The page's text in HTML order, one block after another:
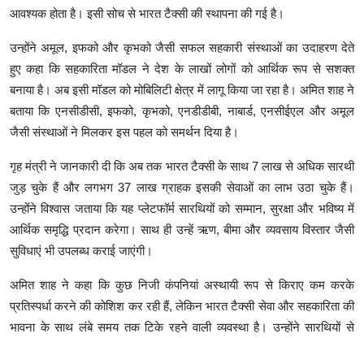
आवश्यक होता है। इसी सोच से भारत टैक्सी की स्थापना की गई है।
उन्होंने अमूल, इफको और कृभको जैसी सफल सहकारी संस्थाओं का उदाहरण देते
हुए कहा कि सहकारिता मॉडल ने देश के लाखों लोगों को आर्थिक रूप से सशक्त
बनाया है। अब इसी मॉडल को मोबिलिटी क्षेत्र में लागू किया जा रहा है। अमित शाह ने
बताया कि एनसीडीसी, इफको, कृभको, एनडीडीबी, नाबार्ड, एनसीईएल और अमूल
जैसी संस्थाओं ने मिलकर इस पहल को समर्थन दिया है।
गृह मंत्री ने जानकारी दी कि अब तक भारत टैक्सी के साथ 7 लाख से अधिक सारथी
जुड़ चुके हैं और लगभग 37 लाख ग्राहक इसकी सेवाओं का लाभ उठा चुके हैं।
उन्होंने विश्वास जताया कि यह प्लेटफॉर्म सारथियों को सम्मान, सुरक्षा और भविष्य में
आर्थिक समृद्धि प्रदान करेगा। साथ ही उन्हें ऋण, बीमा और व्यवसाय विस्तार जैसी
सुविधाएं भी उपलब्ध कराई जाएंगी।
अमित शाह ने कहा कि कुछ निजी कंपनियां अस्थायी रूप से किराए कम करके
प्रतिस्पर्धा करने की कोशिश कर रही हैं, लेकिन भारत टैक्सी सेवा और सहकारिता की
भावना के साथ लंबे समय तक टिके रहने वाली व्यवस्था है। उन्होंने सारथियों से